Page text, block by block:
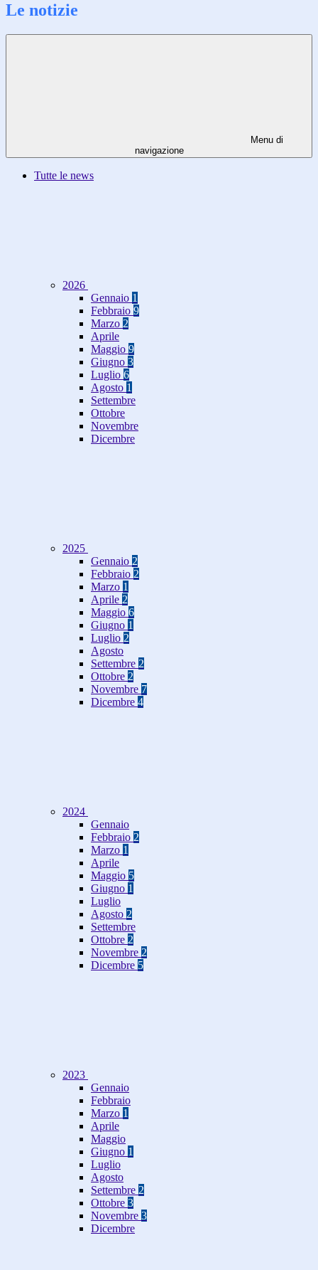
Le notizie
Menu di
navigazione
Tutte le news
2026
Gennaio 1
Febbraio 9
Marzo 2
Aprile
Maggio 9
Giugno 3
Luglio 6
Agosto 1
Settembre
Ottobre
Novembre
Dicembre
2025
Gennaio 2
Febbraio 2
Marzo 1
Aprile 2
Maggio 6
Giugno 1
Luglio 2
Agosto
Settembre 2
Ottobre 2
Novembre 7
Dicembre 4
2024
Gennaio
Febbraio 2
Marzo 1
Aprile
Maggio 5
Giugno 1
Luglio
Agosto 2
Settembre
Ottobre 2
Novembre 2
Dicembre 5
2023
Gennaio
Febbraio
Marzo 1
Aprile
Maggio
Giugno 1
Luglio
Agosto
Settembre 2
Ottobre 3
Novembre 3
Dicembre